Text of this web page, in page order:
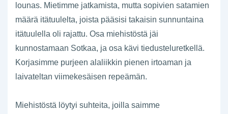
lounas. Mietimme jatkamista, mutta sopivien satamien
määrä itätuulelta, joista pääsisi takaisin sunnuntaina
itätuulella oli rajattu. Osa miehistöstä jäi
kunnostamaan Sotkaa, ja osa kävi tiedusteluretkellä.
Korjasimme purjeen alaliikkin pienen irtoaman ja
laivateltan viimekesäisen repeämän.
Miehistöstä löytyi suhteita, joilla saimme